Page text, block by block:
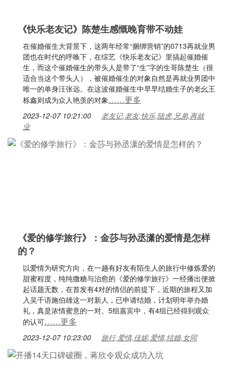
《快乐老友记》陈楚生感慨晚育带不动娃
在催婚催生大背景下，这两年经常“捆绑营销”的0713再就业男
团也在时代的呼唤下，在综艺《快乐老友记》里搞起催婚催
生，而这个催婚催生的带头人是带了“生”字的生哥陈楚生（很
适合当这个带头人），被催婚催生的对象自然是再就业男团中
唯一的单身汪张远。在这波催婚催生中早早结婚生子的老幺王
栎鑫则成为众人艳羡的对象……更多
2023-12-07 10:21:00
老友记,老友,快乐,陆虎,兄弟,再就
业
《爱的修学旅行》：金莎与孙丞潇的爱情是怎样
的？
以爱情为研究方向，在一趟有好友有陌生人的旅行中修炼爱的
甜蜜程度，纯纯撒糖与治愈的《爱的修学旅行》一经播出便掀
起话题无数，在首发有4对的情侣的前提下，近期的旅程又加
入吴千语施伯雄这一对新人，已申请结婚，计划明年举办婚
礼，真是浓情蜜意的一对。5组嘉宾中，有4组已经得到观众
的认可……更多
2023-12-07 10:23:00 旅行,爱情,佳妮,爱情,结婚,女同